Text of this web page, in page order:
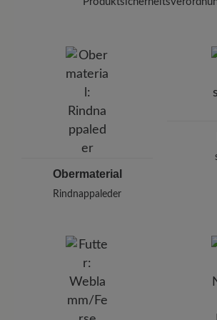
Pleidelsheimer Str. 15/1, 74321
E-mail:
kundenbetreuung@baer-
Obermaterial
Rindnappaleder